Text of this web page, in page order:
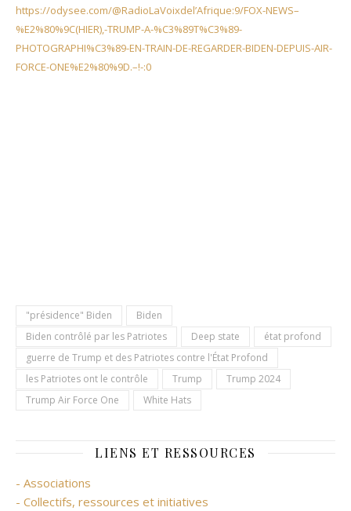
https://odysee.com/@RadioLaVoixdel’Afrique:9/FOX-NEWS–
%E2%80%9C(HIER),-TRUMP-A-%C3%89T%C3%89-
PHOTOGRAPHI%C3%89-EN-TRAIN-DE-REGARDER-BIDEN-DEPUIS-AIR-
FORCE-ONE%E2%80%9D.–!-:0
"présidence" Biden
Biden
Biden contrôlé par les Patriotes
Deep state
état profond
guerre de Trump et des Patriotes contre l'État Profond
les Patriotes ont le contrôle
Trump
Trump 2024
Trump Air Force One
White Hats
LIENS ET RESSOURCES
- Associations
- Collectifs, ressources et initiatives